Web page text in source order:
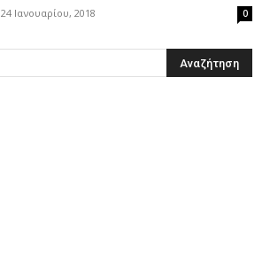
24 Ιανουαρίου, 2018 0